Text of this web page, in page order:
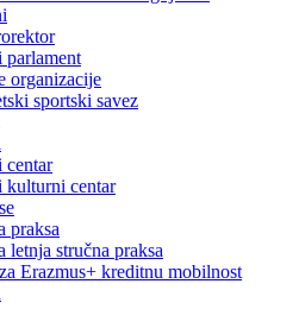
parlament
organizacije
sportski savez
centar
kulturni centar
praksa
letnja stručna praksa
Erazmus+ kreditnu mobilnost